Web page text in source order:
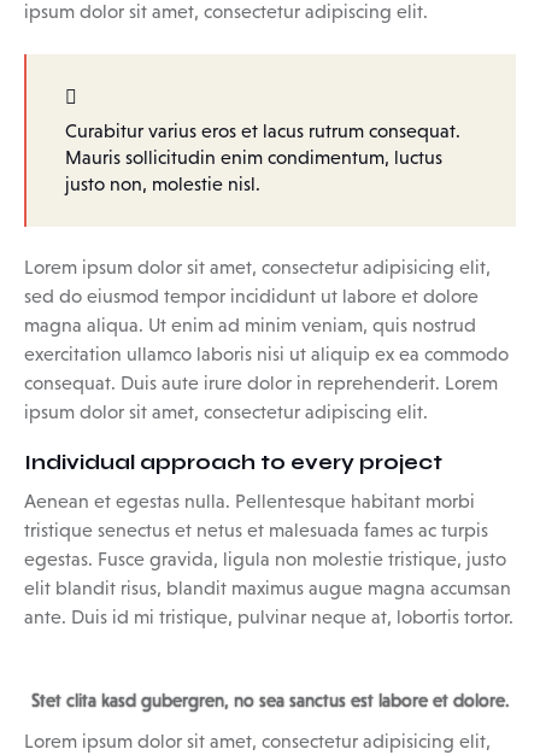
ipsum dolor sit amet, consectetur adipiscing elit.
Curabitur varius eros et lacus rutrum consequat.
Mauris sollicitudin enim condimentum, luctus
justo non, molestie nisl.
Lorem ipsum dolor sit amet, consectetur adipisicing elit,
sed do eiusmod tempor incididunt ut labore et dolore
magna aliqua. Ut enim ad minim veniam, quis nostrud
exercitation ullamco laboris nisi ut aliquip ex ea commodo
consequat. Duis aute irure dolor in reprehenderit. Lorem
ipsum dolor sit amet, consectetur adipiscing elit.
Individual approach to every project
Aenean et egestas nulla. Pellentesque habitant morbi
tristique senectus et netus et malesuada fames ac turpis
egestas. Fusce gravida, ligula non molestie tristique, justo
elit blandit risus, blandit maximus augue magna accumsan
ante. Duis id mi tristique, pulvinar neque at, lobortis tortor.
Stet clita kasd gubergren, no sea sanctus est labore et dolore.
Lorem ipsum dolor sit amet, consectetur adipisicing elit,